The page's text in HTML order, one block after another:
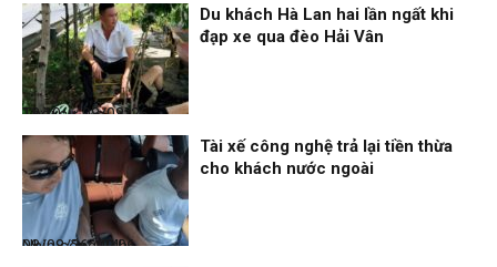
Thời sự
08/08/26, 13:10
Du khách Hà Lan hai lần ngất khi
đạp xe qua đèo Hải Vân
Nhịp sống 24h
08/08/26, 09:06
Tài xế công nghệ trả lại tiền thừa
cho khách nước ngoài